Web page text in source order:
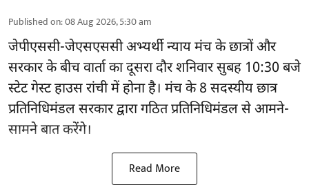
Published on:08 Aug 2026, 5:30 am
जेपीएससी-जेएसएससी अभ्यर्थीन्याय मंच के छात्रों और
सरकार के बीच वार्ता का दूसरा दौर शनिवार सुबह 10:30 बजे
स्टेट गेस्ट हाउस रांची में होना है। मंच के 8 सदस्यीय छात्र
प्रतिनिधिमंडल सरकार द्वारा गठित प्रतिनिधिमंडल से आमने-
सामने बात करेंगे।
Read More